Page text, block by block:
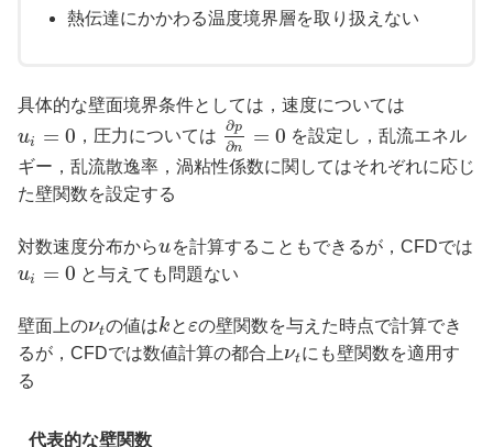
熱伝達にかかわる温度境界層を取り扱えない
具体的な壁面境界条件としては，速度については
ui = 0 ，圧力については
∂p
∂n = 0 を設定し，乱流エネル
ギー，乱流散逸率，渦粘性係数に関してはそれぞれに応じ
た壁関数を設定する
対数速度分布からuを計算することもできるが，CFDでは
ui = 0 と与えても問題ない
壁面上のνtの値はkとεの壁関数を与えた時点で計算でき
るが，CFDでは数値計算の都合上νtにも壁関数を適用す
る
代表的な壁関数